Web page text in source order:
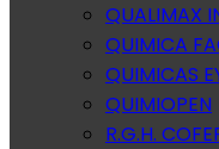
QUALIMAX
QUIMICA
QUIMICAS
QUIMIOPEN
R.G.H.